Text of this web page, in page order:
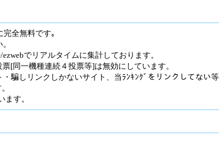
全無料です｡
でリアルタイムに集計しております。
[同一機種連続４投票等]は無効にしています。
騙しリンクしかないサイト、当ﾗﾝｷﾝｸﾞをリンクしてない
す。